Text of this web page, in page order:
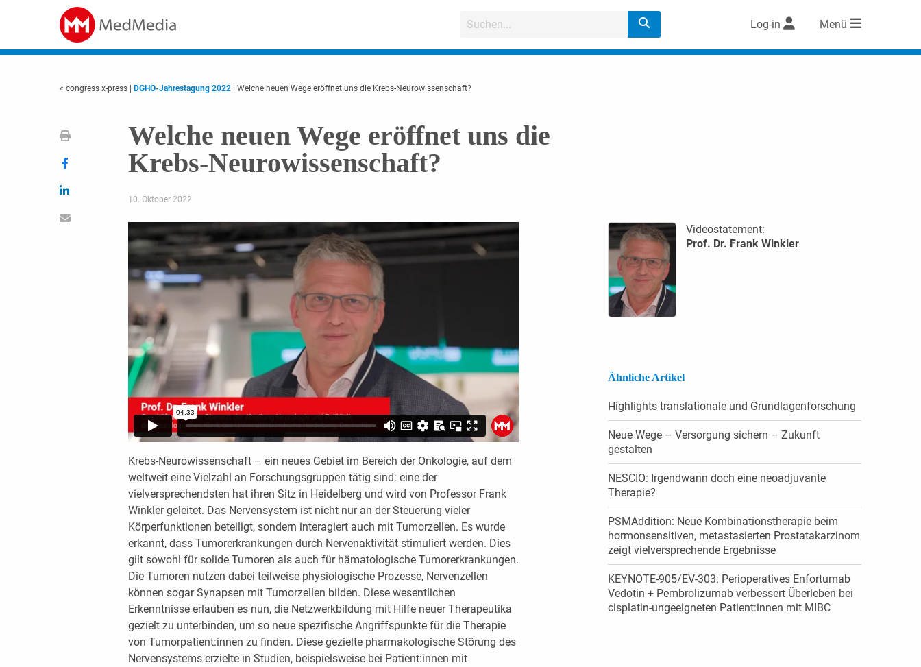
Log-in Menü
« congress x-press DGHO-Jahrestagung 2022 | Welche neuen Wege eröffnet uns die Krebs-Neurowissenschaft?
Welche neuen Wege eröffnet uns die
Krebs-Neurowissenschaft?
10. Oktober 2022
Krebs-Neurowissenschaft – ein neues Gebiet im Bereich der Onkologie, auf dem
weltweit eine Vielzahl an Forschungsgruppen tätig sind: eine der
vielversprechendsten hat ihren Sitz in Heidelberg und wird von Professor Frank
Winkler geleitet. Das Nervensystem ist nicht nur an der Steuerung vieler
Körperfunktionen beteiligt, sondern interagiert auch mit Tumorzellen. Es wurde
erkannt, dass Tumorerkrankungen durch Nervenaktivität stimuliert werden. Dies
gilt sowohl für solide Tumoren als auch für hämatologische Tumorerkrankungen.
Die Tumoren nutzen dabei teilweise physiologische Prozesse, Nervenzellen
können sogar Synapsen mit Tumorzellen bilden. Diese wesentlichen
Erkenntnisse erlauben es nun, die Netzwerkbildung mit Hilfe neuer Therapeutika
gezielt zu unterbinden, um so neue spezifische Angriffspunkte für die Therapie
von Tumorpatient:innen zu finden. Diese gezielte pharmakologische Störung des
Nervensystems erzielte in Studien, beispielsweise bei Patient:innen mit
Videostatement:
Prof. Dr. Frank Winkler
Ähnliche Artikel
Highlights translationale und Grundlagenforschung
Neue Wege – Versorgung sichern – Zukunft
gestalten
NESCIO: Irgendwann doch eine neoadjuvante
Therapie?
PSMAddition: Neue Kombinationstherapie beim
hormonsensitiven, metastasierten Prostatakarzinom
zeigt vielversprechende Ergebnisse
KEYNOTE-905/EV-303: Perioperatives Enfortumab
Vedotin + Pembrolizumab verbessert Überleben bei
cisplatin-ungeeigneten Patient:innen mit MIBC